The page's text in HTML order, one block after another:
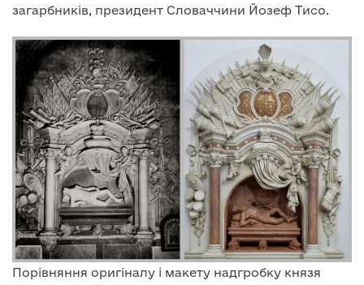
загарбників, президент Словаччини Йозеф Тисо.
Порівняння оригіналу і макету надгробку князя